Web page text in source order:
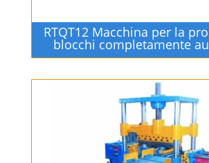
RTQT12 Macchina per la
blocchi completamente